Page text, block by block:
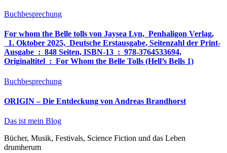
Buchbesprechung
For whom the Belle tolls von Jaysea Lyn, ‎ Penhaligon Verlag,
‎ 1. Oktober 2025, ‎ Deutsche Erstausgabe, Seitenzahl der Print-
Ausgabe ‏ : ‎ 848 Seiten, ISBN-13 ‏ : ‎ 978-3764533694,
Originaltitel ‏ : ‎ For Whom the Belle Tolls (Hell’s Bells 1)
Buchbesprechung
ORIGIN – Die Entdeckung von Andreas Brandhorst
Das ist mein Blog
Bücher, Musik, Festivals, Science Fiction und das Leben
drumherum